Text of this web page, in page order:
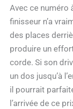
Avec ce numéro
finisseur n’a
des places
produire un
corde. Si son
un dos jusqu’à
il pourrait
l’arrivée de ce